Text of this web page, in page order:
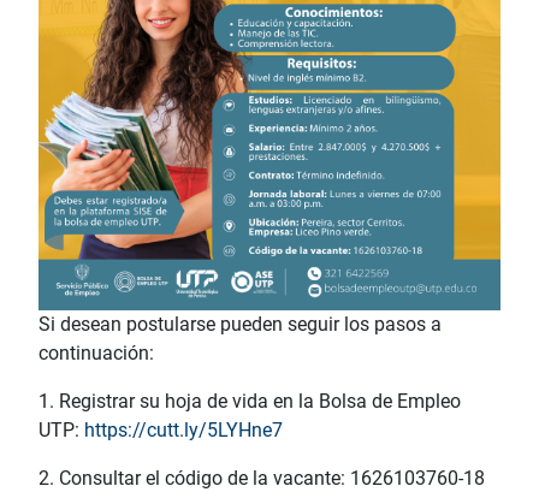
Si desean postularse pueden seguir los pasos a
continuación:
1. Registrar su hoja de vida en la Bolsa de Empleo
UTP: https://cutt.ly/5LYHne7
2. Consultar el código de la vacante: 1626103760-18